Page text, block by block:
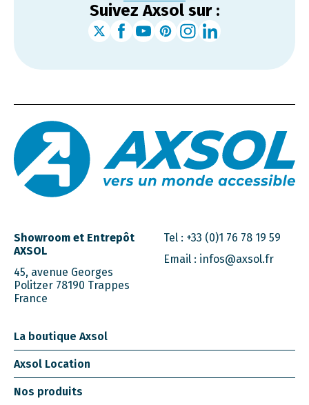
Suivez Axsol sur :
Showroom et Entrepôt
AXSOL
45, avenue Georges
Politzer 78190 Trappes
France
Tel : +33 (0)1 76 78 19 59
Email : infos@axsol.fr
La boutique Axsol
Axsol Location
Nos produits